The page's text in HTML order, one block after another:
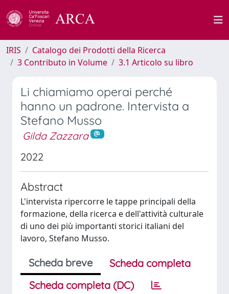
IRIS
Catalogo dei Prodotti della Ricerca
3 Contributo in Volume
3.1 Articolo su libro
Li chiamiamo operai perché
hanno un padrone. Intervista a
Stefano Musso
Gilda Zazzara
2022
Abstract
L'intervista ripercorre le tappe principali della
formazione, della ricerca e dell'attività culturale
di uno dei più importanti storici italiani del
lavoro, Stefano Musso.
Scheda breve
Scheda completa
Scheda completa (DC)